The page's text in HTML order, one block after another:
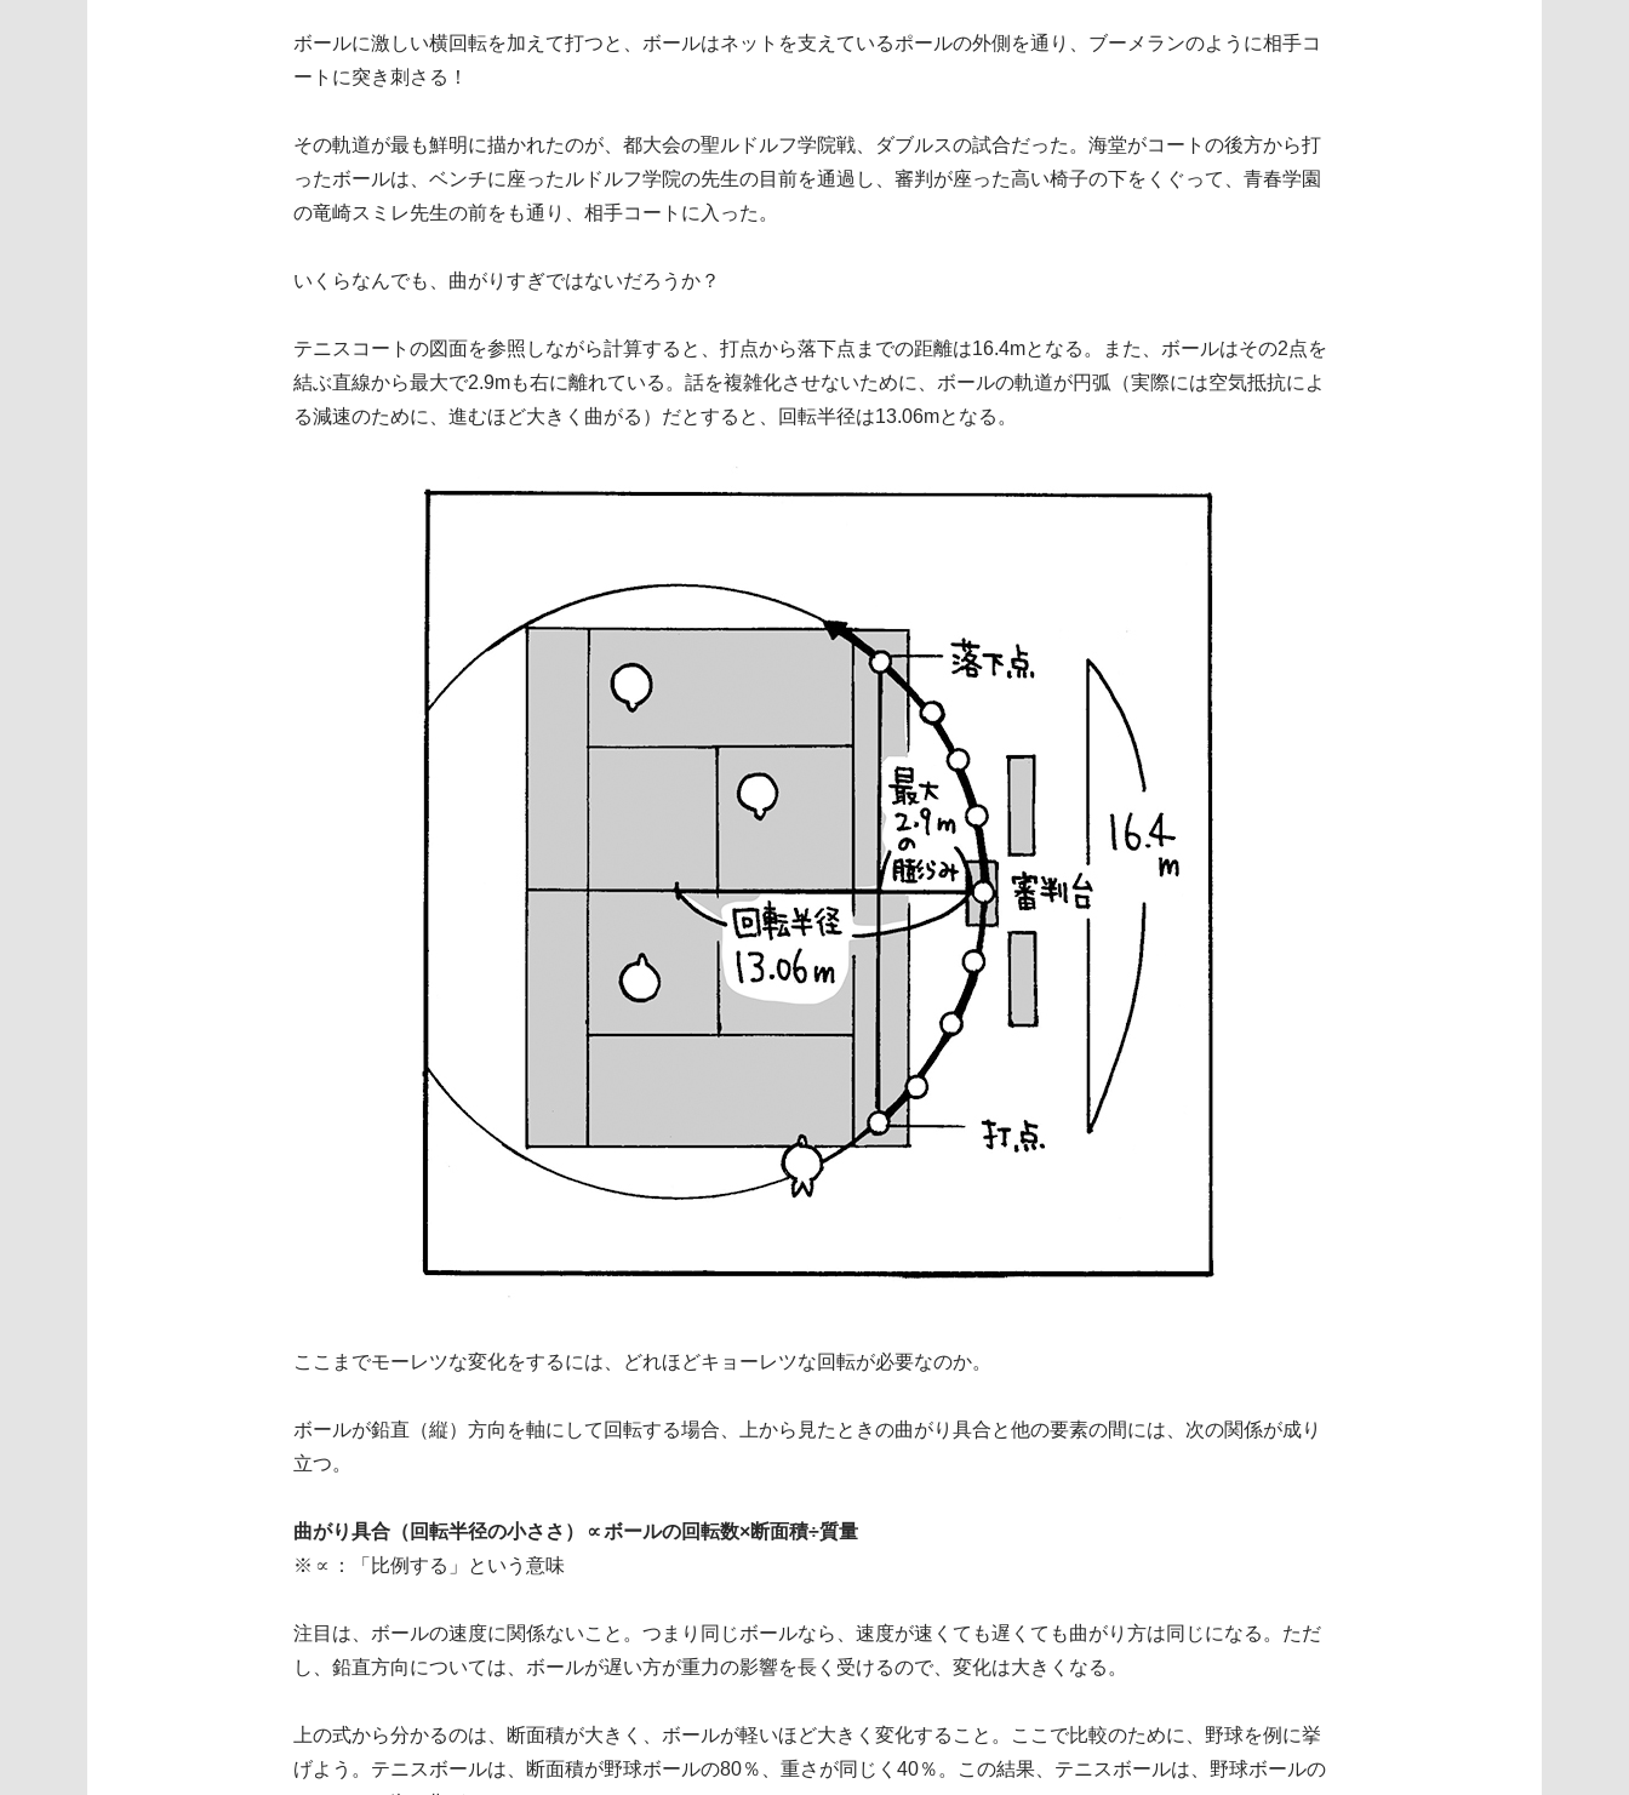
ボールに激しい横回転を加えて打つと、ボールはネットを支えているポールの外側を通り、ブーメランのように相手コ
ートに突き刺さる！
その軌道が最も鮮明に描かれたのが、都大会の聖ルドルフ学院戦、ダブルスの試合だった。海堂がコートの後方から打
ったボールは、ベンチに座ったルドルフ学院の先生の目前を通過し、審判が座った高い椅子の下をくぐって、青春学園
の竜崎スミレ先生の前をも通り、相手コートに入った。
いくらなんでも、曲がりすぎではないだろうか？
テニスコートの図面を参照しながら計算すると、打点から落下点までの距離は16.4mとなる。また、ボールはその2点を
結ぶ直線から最大で2.9mも右に離れている。話を複雑化させないために、ボールの軌道が円弧（実際には空気抵抗によ
る減速のために、進むほど大きく曲がる）だとすると、回転半径は13.06mとなる。
ここまでモーレツな変化をするには、どれほどキョーレツな回転が必要なのか。
ボールが鉛直（縦）方向を軸にして回転する場合、上から見たときの曲がり具合と他の要素の間には、次の関係が成り
立つ。
曲がり具合（回転半径の小ささ）∝ボールの回転数×断面積÷質量
※∝：「比例する」という意味
注目は、ボールの速度に関係ないこと。つまり同じボールなら、速度が速くても遅くても曲がり方は同じになる。ただ
し、鉛直方向については、ボールが遅い方が重力の影響を長く受けるので、変化は大きくなる。
上の式から分かるのは、断面積が大きく、ボールが軽いほど大きく変化すること。ここで比較のために、野球を例に挙
げよう。テニスボールは、断面積が野球ボールの80％、重さが同じく40％。この結果、テニスボールは、野球ボールの